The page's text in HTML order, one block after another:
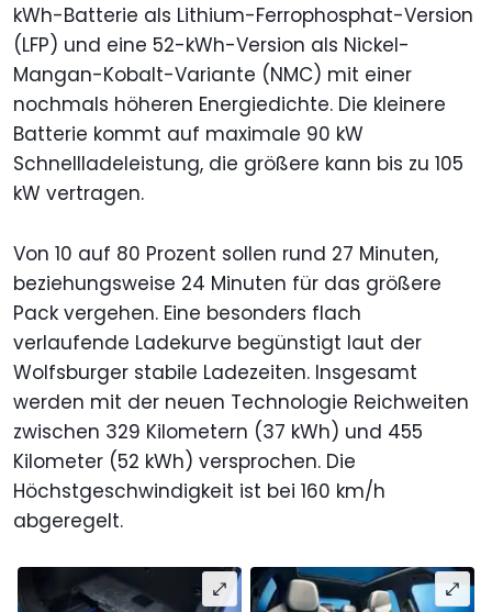
kWh-Batterie als Lithium-Ferrophosphat-Version
(LFP) und eine 52-kWh-Version als Nickel-
Mangan-Kobalt-Variante (NMC) mit einer
nochmals höheren Energiedichte. Die kleinere
Batterie kommt auf maximale 90 kW
Schnellladeleistung, die größere kann bis zu 105
kW vertragen.
Von 10 auf 80 Prozent sollen rund 27 Minuten,
beziehungsweise 24 Minuten für das größere
Pack vergehen. Eine besonders flach
verlaufende Ladekurve begünstigt laut der
Wolfsburger stabile Ladezeiten. Insgesamt
werden mit der neuen Technologie Reichweiten
zwischen 329 Kilometern (37 kWh) und 455
Kilometer (52 kWh) versprochen. Die
Höchstgeschwindigkeit ist bei 160 km/h
abgeregelt.